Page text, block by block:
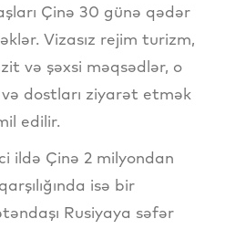
Çinə 30 günə qədər
Vizasız rejim turizm,
və şəxsi məqsədlər, o
dostları ziyarət etmək
edilir.
ildə Çinə 2 milyondan
isə bir
Rusiyaya səfər